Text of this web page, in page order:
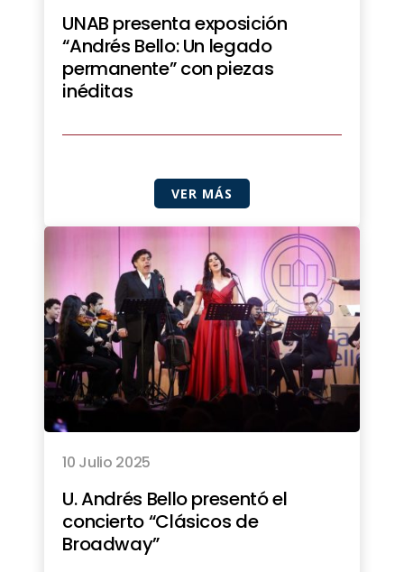
UNAB presenta exposición
“Andrés Bello: Un legado
permanente” con piezas
inéditas
VER MÁS
10 Julio 2025
U. Andrés Bello presentó el
concierto “Clásicos de
Broadway”